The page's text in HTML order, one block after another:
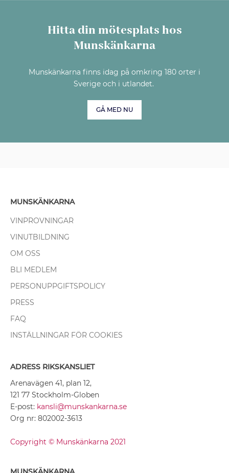
Hitta din mötesplats hos
Munskänkarna
Munskänkarna finns idag på omkring 180 orter i
Sverige och i utlandet.
GÅ MED NU
MUNSKÄNKARNA
VINPROVNINGAR
VINUTBILDNING
OM OSS
BLI MEDLEM
PERSONUPPGIFTSPOLICY
PRESS
FAQ
INSTÄLLNINGAR FÖR COOKIES
ADRESS RIKSKANSLIET
Arenavägen 41, plan 12,
121 77 Stockholm-Globen
E-post: kansli@munskankarna.se
Org nr: 802002-3613
Copyright © Munskänkarna 2021